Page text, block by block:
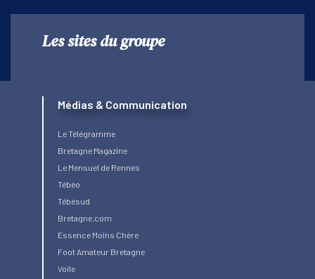
Les sites du groupe
Médias & Communication
Le Télégramme
Bretagne Magazine
Le Mensuel de Rennes
Tébéo
Tébésud
Bretagne.com
Essence Moins Chère
Foot Amateur Bretagne
Voile